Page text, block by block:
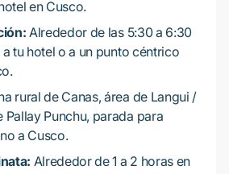
en Cusco.
Alrededor de las 5:30 a 6:30
tu hotel o a un punto céntrico
rural de Canas, área de Langui /
Pallay Punchu, parada para
a Cusco.
Alrededor de 1 a 2 horas en